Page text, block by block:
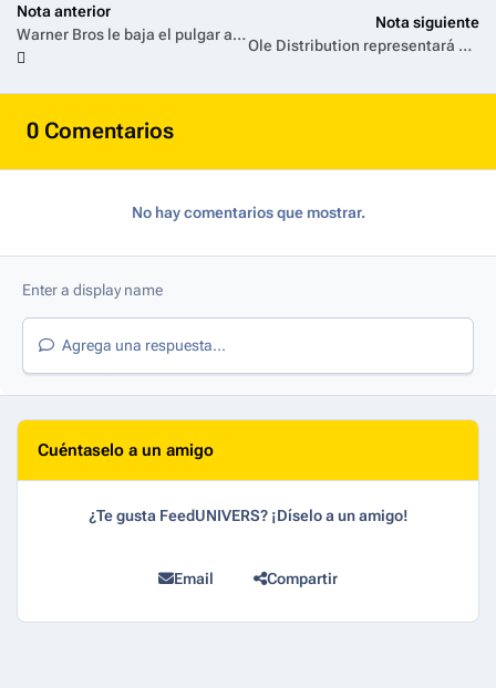
Nota anterior
Warner Bros le baja el pulgar a Paramount: la oferta no convenció a los ejecutivos
Nota siguiente
Ole Distribution representará a AMC Networks International en América Latina
0 Comentarios
No hay comentarios que mostrar.
Agrega una respuesta...
Cuéntaselo a un amigo
¿Te gusta FeedUNIVERS? ¡Díselo a un amigo!
Email Compartir